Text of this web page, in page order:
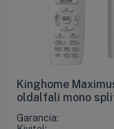
Kinghome
oldalfali mono
Garancia: